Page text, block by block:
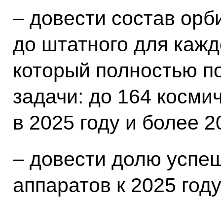
– довести состав
до штатного для
который полностью
задачи: до 164
в 2025 году и более
– довести долю
аппаратов к 2025